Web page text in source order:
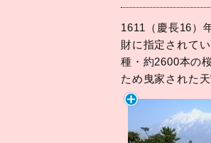
1611（慶長16）
財に指定されて
種・約2600本の
ため曳家された